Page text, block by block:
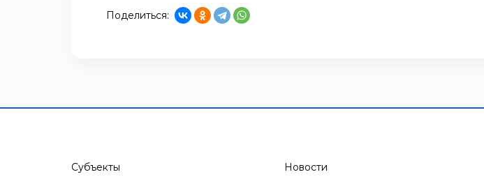
Поделиться:
Субъекты
Новости